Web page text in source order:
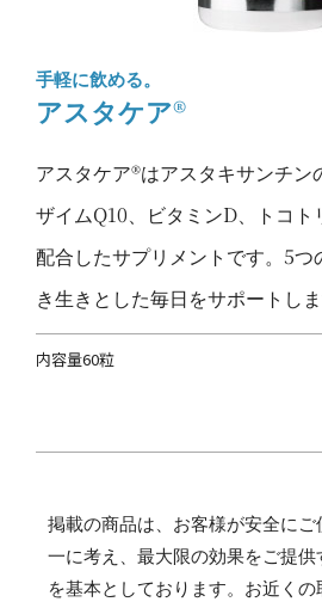
手軽に飲める。
アスタケア®
アスタケア®はアスタキサンチン
ザイムQ10、ビタミンD、トコト
配合したサプリメントです。5つ
き生きとした毎日をサポートしま
内容量60粒
掲載の商品は、お客様が安全に
一に考え、最大限の効果をご提
を基本としております。お近くの